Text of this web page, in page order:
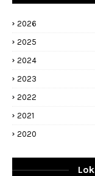
2026
2025
2024
2023
2022
2021
2020